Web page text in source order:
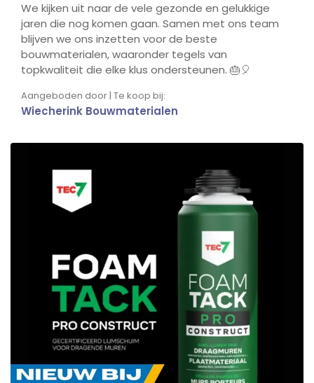
We kijken uit naar de vele gezonde en gelukkige
jaren die nog komen gaan. Samen met ons team
blijven we ons inzetten voor de beste
bouwmaterialen, waaronder tegels van
topkwaliteit die elke klus ondersteunen. 🎂🎈
Aangeboden door | Te koop bij:
Wiecherink Bouwmaterialen